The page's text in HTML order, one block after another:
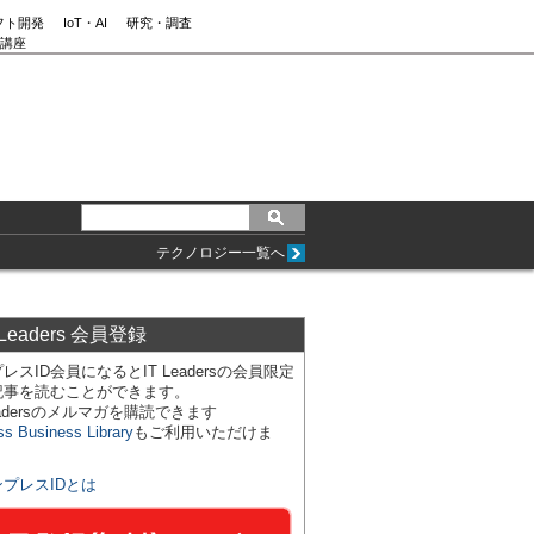
ト開発 IoT・AI
研究・調査
座
テクノロジー一覧へ
会員登録
スID会員になるとIT Leadersの会員限定
を読むことができます。
のメルマガを購読できます
Business Libraryもご利用いただけま
プレスIDとは